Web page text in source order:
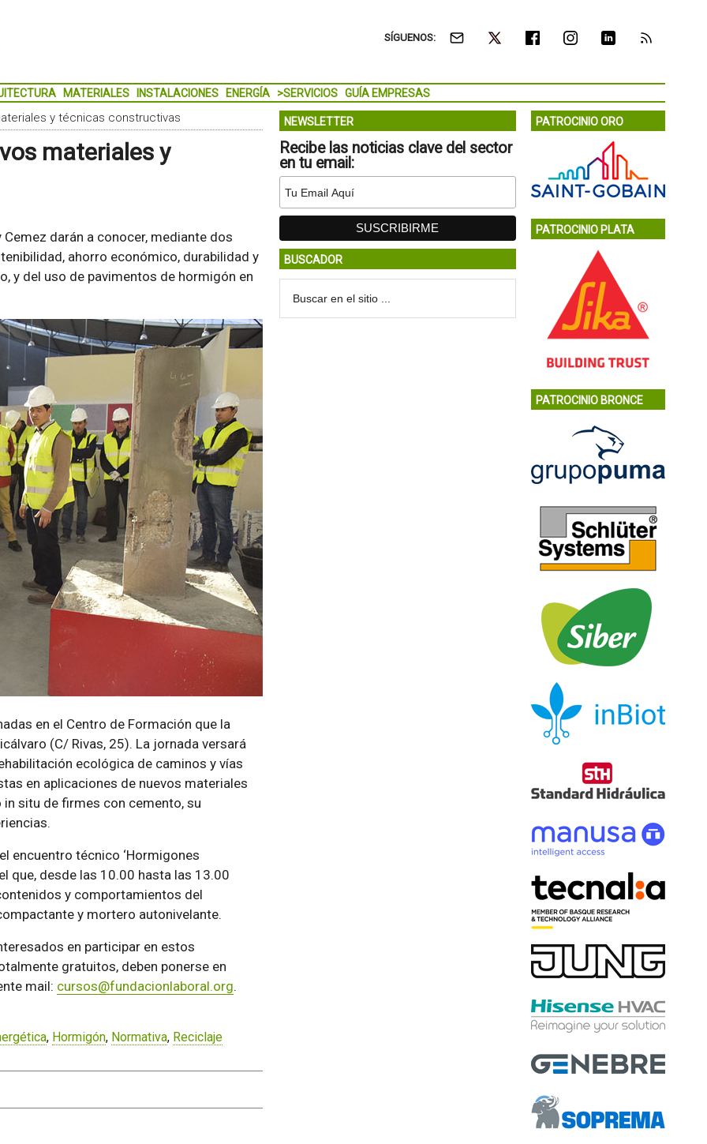
SÍGUENOS:
MATERIALES INSTALACIONES ENERGÍA >SERVICIOS GUÍA EMPRESAS
y técnicas constructivas
materiales y
Cemez darán a conocer, mediante dos
ahorro económico, durabilidad y
y del uso de pavimentos de hormigón en
en el Centro de Formación que la
(C/ Rivas, 25). La jornada versará
ecológica de caminos y vías
en aplicaciones de nuevos materiales
in situ de firmes con cemento, su
encuentro técnico ‘Hormigones
que, desde las 10.00 hasta las 13.00
y comportamientos del
y mortero autonivelante.
en participar en estos
gratuitos, deben ponerse en
mail: cursos@fundacionlaboral.org.
, Hormigón, Normativa, Reciclaje
NEWSLETTER
Recibe las noticias clave del sector
en tu email:
BUSCADOR
PATROCINIO ORO
PATROCINIO PLATA
PATROCINIO BRONCE